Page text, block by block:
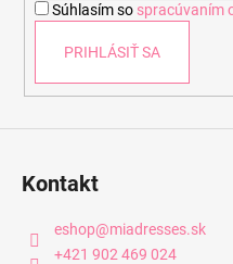
Súhlasím so spracúvaním
PRIHLÁSIŤ SA
Kontakt
eshop@miadresses.sk
+421 902 469 024